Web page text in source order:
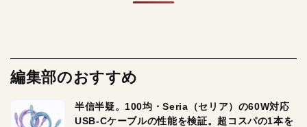
編集部のおすすめ
半信半疑。100均・Seria（セリア）の60W対応
USB-Cケーブルの性能を検証。超コスパの1本を